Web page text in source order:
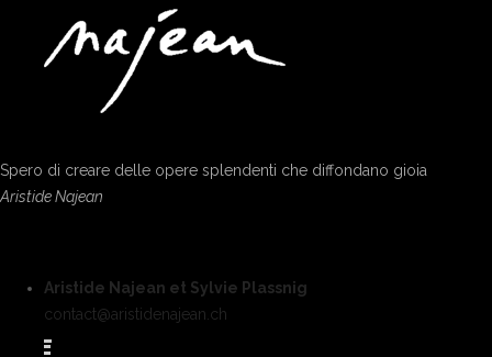
Spero di creare delle opere splendenti che diffondano gioia
Aristide Najean
Aristide Najean et Sylvie Plassnig
contact@aristidenajean.ch